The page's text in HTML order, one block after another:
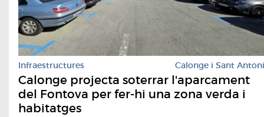
Infraestructures Calonge i Sant Antoni
Calonge projecta soterrar l'aparcament
del Fontova per fer-hi una zona verda i
habitatges